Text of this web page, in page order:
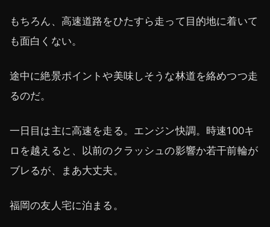
もちろん、高速道路をひたすら走って目的地に着いて
も面白くない。
途中に絶景ポイントや美味しそうな林道を絡めつつ走
るのだ。
一日目は主に高速を走る。エンジン快調。時速100キ
ロを越えると、以前のクラッシュの影響か若干前輪が
ブレるが、まあ大丈夫。
福岡の友人宅に泊まる。